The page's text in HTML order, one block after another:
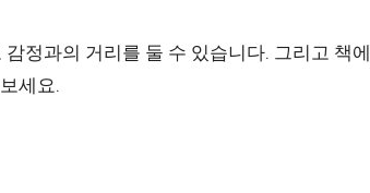
정과의 거리를 둘 수 있습니다. 그리고 책에
세요.